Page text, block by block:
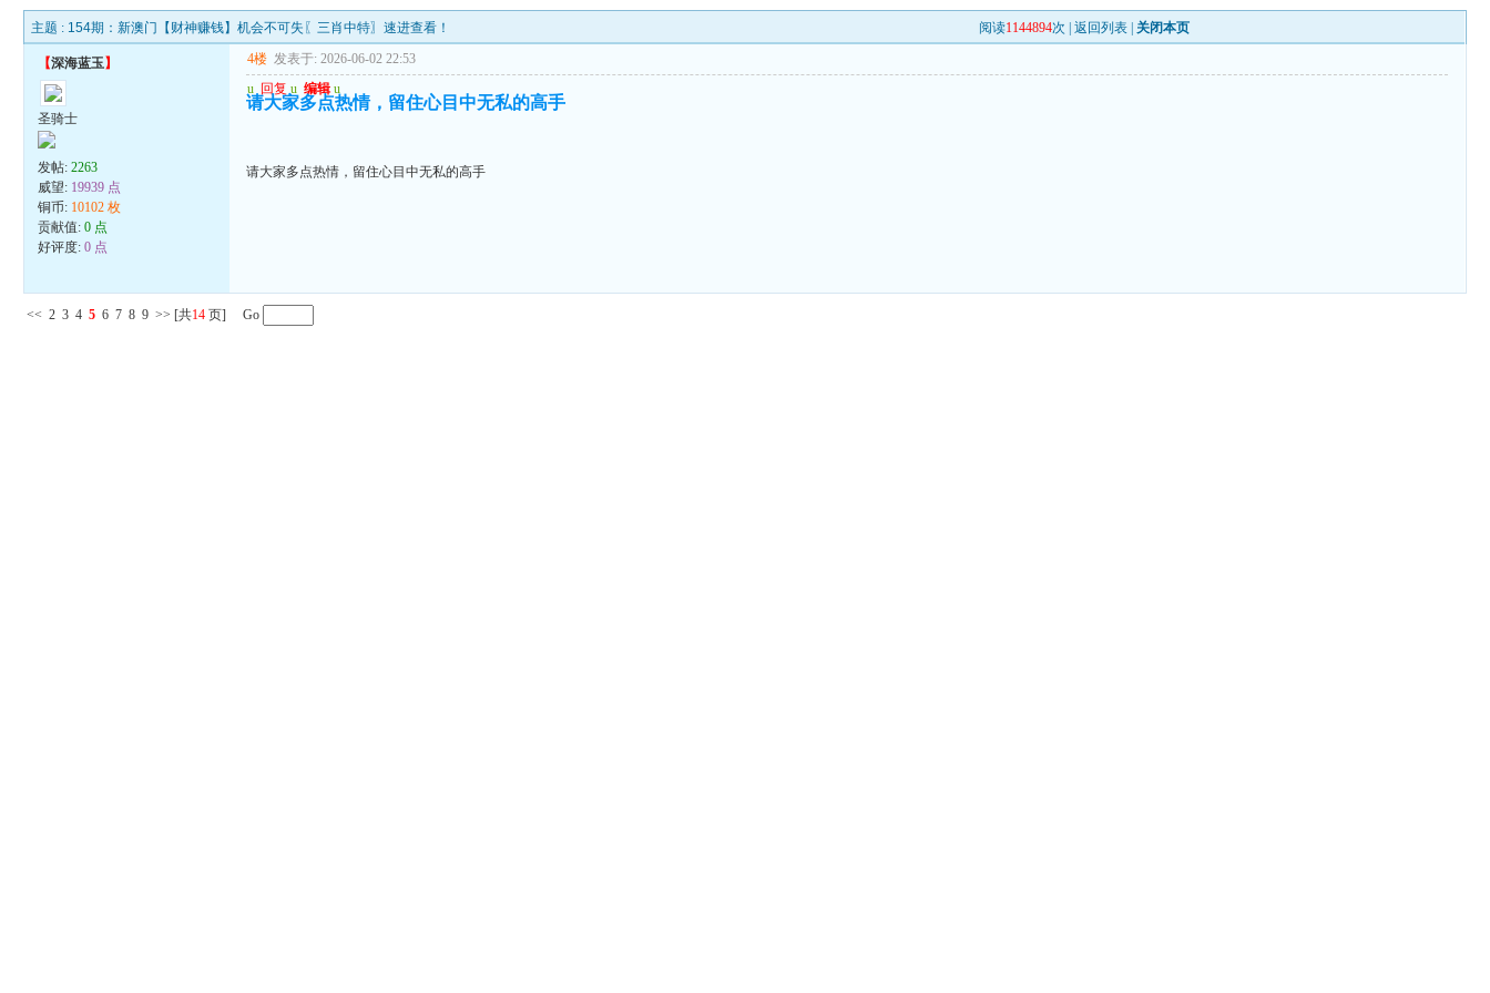
主题 : 154期：新澳门【财神赚钱】机会不可失〖三肖中特〗速进查看！ 阅读1144894次 |返回列表 关闭本页
【深海蓝玉】
圣骑士
发帖:2263
威望: 19939 点
铜币: 10102 枚
贡献值:0 点
好评度:0 点
4楼 发表于: 2026-06-02 22:53
u 回复 u 编辑 u
请大家多点热情，留住心目中无私的高手
请大家多点热情，留住心目中无私的高手
<< 2 3 4 5 6 7 8 9 >> [共14 页] Go